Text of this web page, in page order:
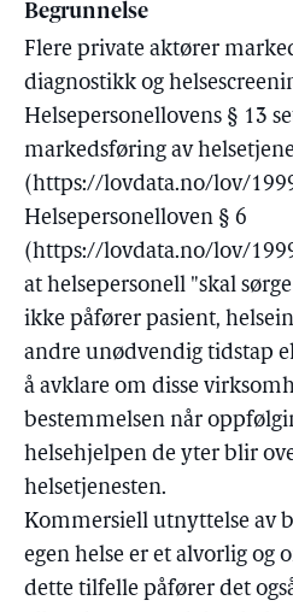
Begrunnelse
Flere private aktører
diagnostikk og
Helsepersonellovens § 13
markedsføring av
(https://lovdata.no/lov/
Helsepersonelloven § 6
(https://lovdata.no/lov/
at helsepersonell "skal
ikke påfører pasient,
andre unødvendig tidstap
å avklare om disse
bestemmelsen når
helsehjelpen de yter blir
helsetjenesten.
Kommersiell utnyttelse av
egen helse er et alvorlig og
dette tilfelle påfører det